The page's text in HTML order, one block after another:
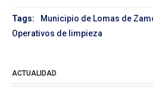
Tags:
Municipio de Lomas de
Operativos de limpieza
ACTUALIDAD